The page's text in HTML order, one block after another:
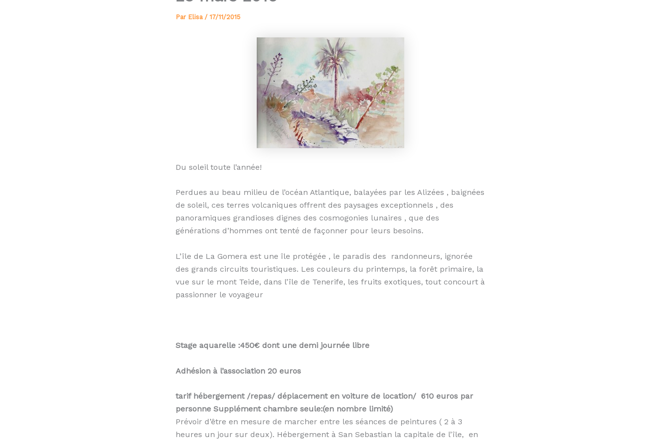
Par Elisa / 17/11/2015
Du soleil toute l’année!
Perdues au beau milieu de l’océan Atlantique, balayées par les Alizées , baignées
de soleil, ces terres volcaniques offrent des paysages exceptionnels , des
panoramiques grandioses dignes des cosmogonies lunaires , que des
générations d’hommes ont tenté de façonner pour leurs besoins.
L’île de La Gomera est une île protégée , le paradis des randonneurs, ignorée
des grands circuits touristiques. Les couleurs du printemps, la forêt primaire, la
vue sur le mont Teide, dans l’île de Tenerife, les fruits exotiques, tout concourt à
passionner le voyageur
Stage aquarelle :450€ dont une demi journée libre
Adhésion à l’association 20 euros
tarif hébergement /repas/ déplacement en voiture de location/ 610 euros par
personne Supplément chambre seule:(en nombre limité)
Prévoir d’être en mesure de marcher entre les séances de peintures ( 2 à 3
heures un jour sur deux). Hébergement à San Sebastian la capitale de l’île, en